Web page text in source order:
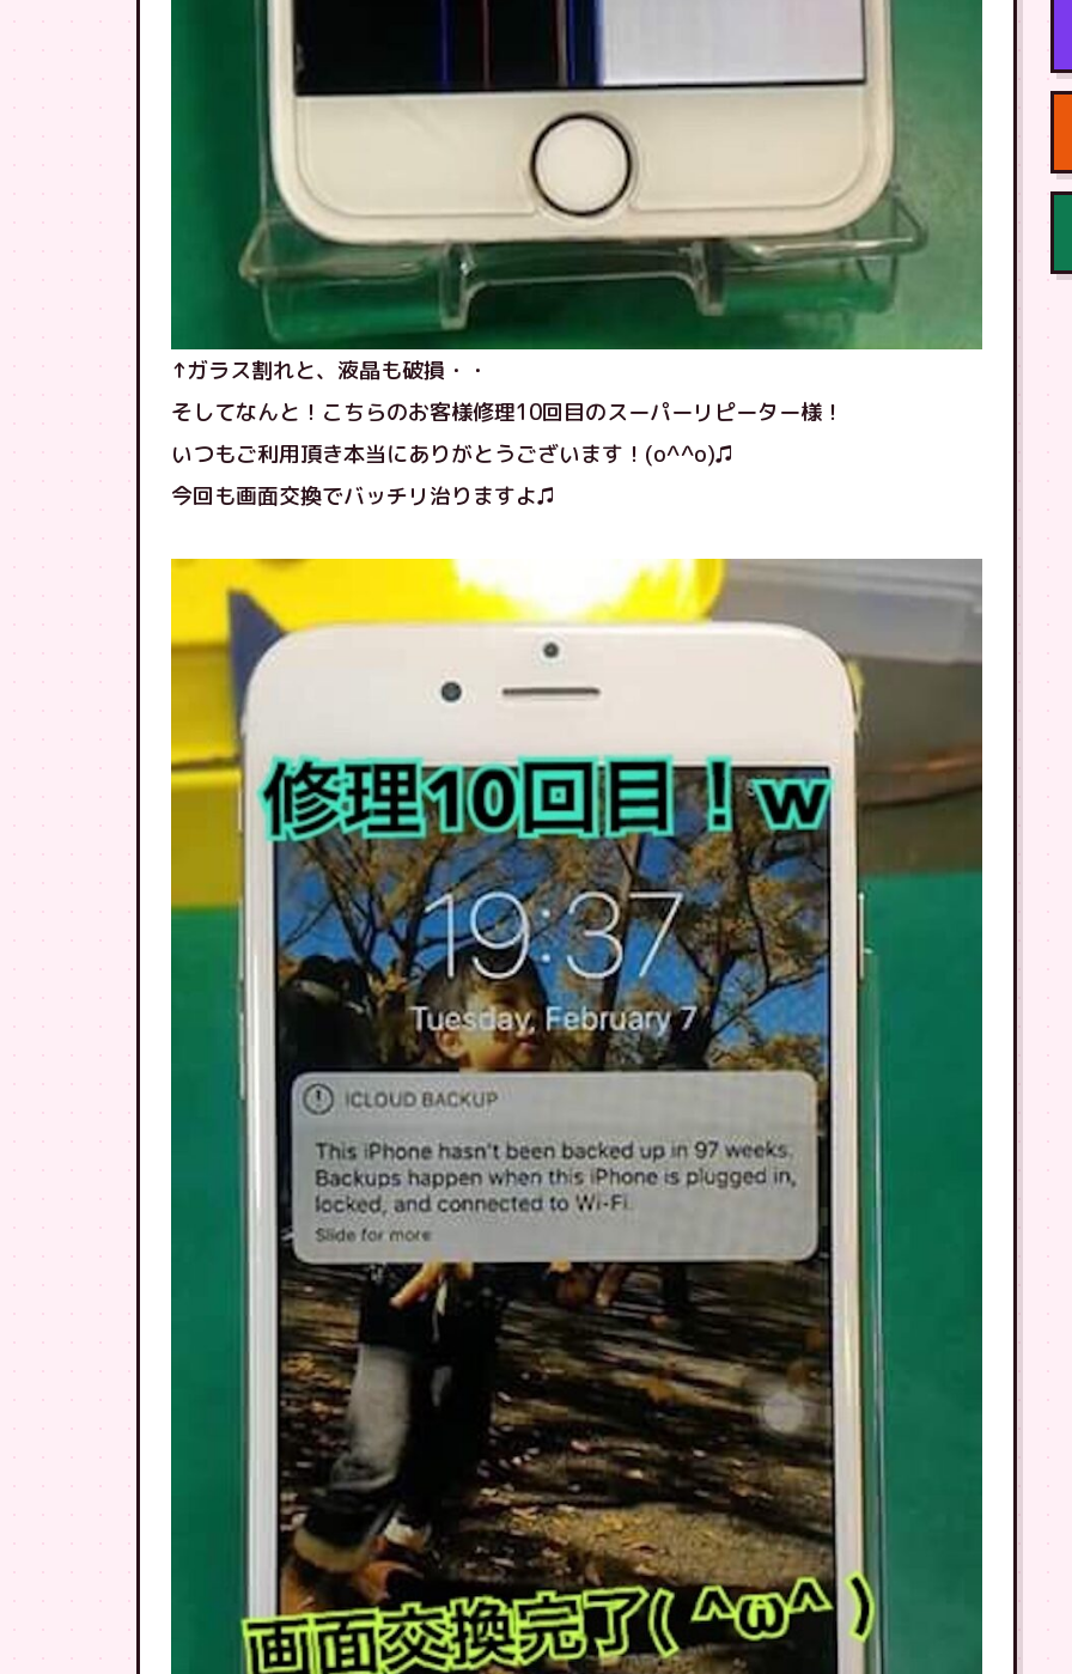
↑ガラス割れと、液晶も破損・・
そしてなんと！こちらのお客様修理10回目のスーパーリピーター様！
いつもご利用頂き本当にありがとうございます！(o^^o)♫
今回も画面交換でバッチリ治りますよ♫